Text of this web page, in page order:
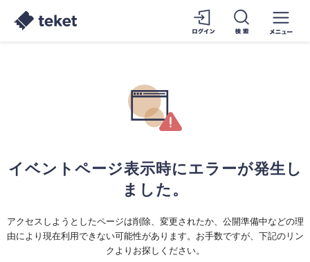
イベントページ表示時にエラーが発生し
ました。
アクセスしようとしたページは削除、変更されたか、公開準備中などの理
由により現在利用できない可能性があります。お手数ですが、下記のリン
クよりお探しください。